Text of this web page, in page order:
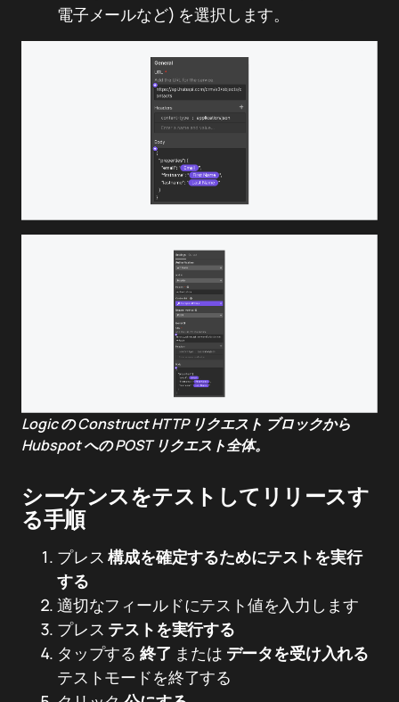
電子メールなど) を選択します。
Logic の Construct HTTP リクエスト ブロックから
Hubspot への POST リクエスト全体。
シーケンスをテストしてリリースす
る手順
プレス構成を確定するためにテストを実行
する
適切なフィールドにテスト値を入力します
プレス テストを実行する
タップする 終了 または データを受け入れる
テストモードを終了する